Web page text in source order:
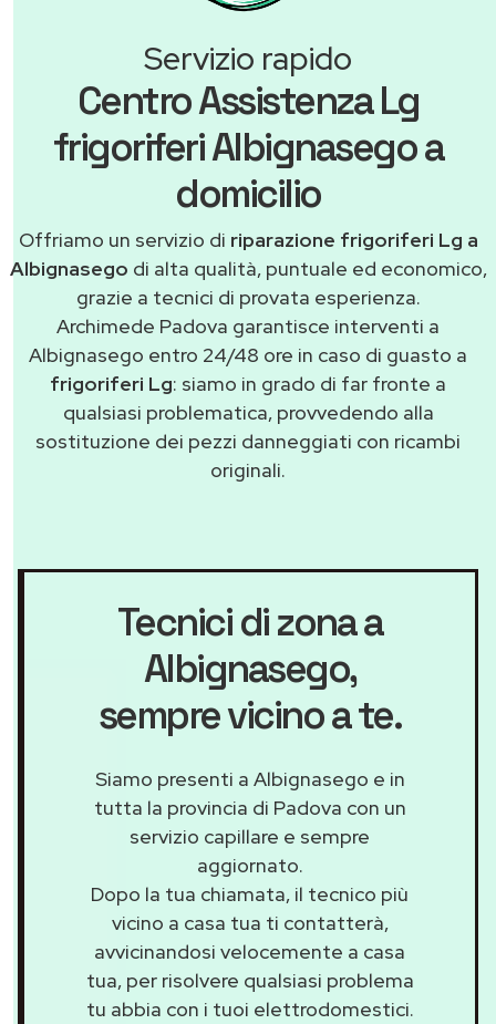
Servizio rapido
Centro Assistenza Lg
frigoriferi Albignasego a
domicilio
Offriamo un servizio di riparazione frigoriferi Lg a
Albignasego di alta qualità, puntuale ed economico,
grazie a tecnici di provata esperienza.
Archimede Padova garantisce interventi a
Albignasego entro 24/48 ore in caso di guasto a
frigoriferi Lg: siamo in grado di far fronte a
qualsiasi problematica, provvedendo alla
sostituzione dei pezzi danneggiati con ricambi
originali.
Tecnici di zona a
Albignasego,
sempre vicino a te.
Siamo presenti a Albignasego e in
tutta la provincia di Padova con un
servizio capillare e sempre
aggiornato.
Dopo la tua chiamata, il tecnico più
vicino a casa tua ti contatterà,
avvicinandosi velocemente a casa
tua, per risolvere qualsiasi problema
tu abbia con i tuoi elettrodomestici.